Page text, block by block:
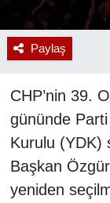
Paylaş
CHP’nin 39.
gününde
Kurulu (YDK)
Başkan
yeniden